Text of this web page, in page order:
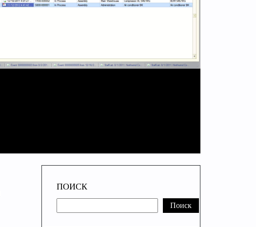
ПОИСК
Поиск